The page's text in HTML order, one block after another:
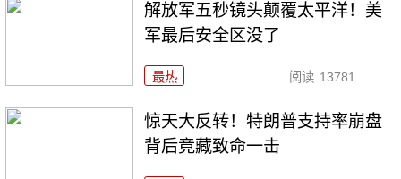
解放军五秒镜头颠覆太平洋！美
军最后安全区没了
最热 阅读 13781
惊天大反转！特朗普支持率崩盘
背后竟藏致命一击